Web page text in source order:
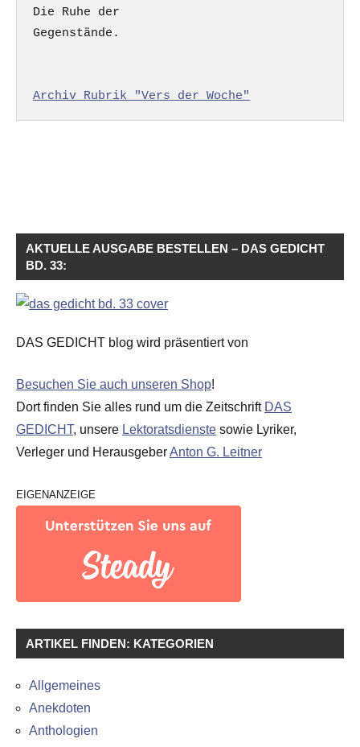
Die Ruhe der
Gegenstände.
Archiv Rubrik "Vers der Woche"
AKTUELLE AUSGABE BESTELLEN – DAS GEDICHT
BD. 33:
DAS GEDICHT blog wird präsentiert von
Besuchen Sie auch unseren Shop!
Dort finden Sie alles rund um die Zeitschrift DAS
GEDICHT, unsere Lektoratsdienste sowie Lyriker,
Verleger und HerausgeberAnton G. Leitner
EIGENANZEIGE
ARTIKEL FINDEN: KATEGORIEN
Allgemeines
Anekdoten
Anthologien